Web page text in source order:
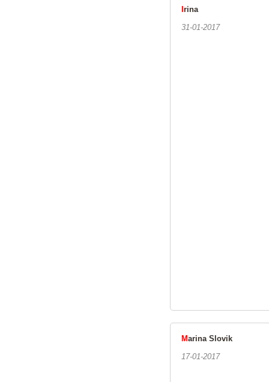
rina
31-01-2017
Marina Slovik
17-01-2017